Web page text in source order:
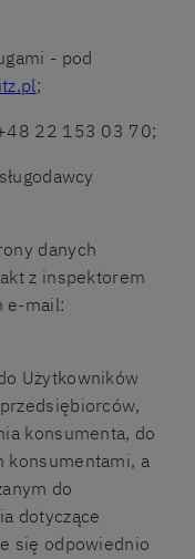
- pod
;
22 153 03 70;
danych
z inspektorem
e-mail:
Użytkowników
konsumenta, do
konsumentami, a
do
dotyczące
się odpowiednio